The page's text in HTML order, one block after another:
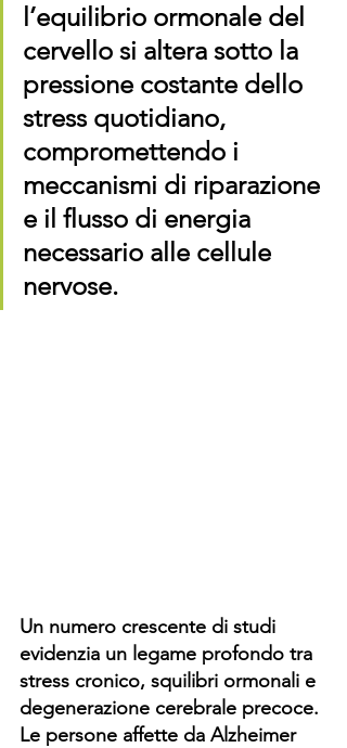
l’equilibrio ormonale del
cervello si altera sotto la
pressione costante dello
stress quotidiano,
compromettendo i
meccanismi di riparazione
e il flusso di energia
necessario alle cellule
nervose.
Un numero crescente di studi
evidenzia un legame profondo tra
stress cronico, squilibri ormonali e
degenerazione cerebrale precoce.
Le persone affette da Alzheimer